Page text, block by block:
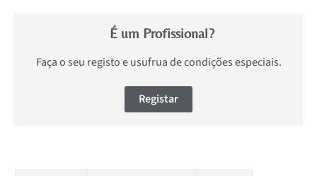
É um Profissional?
Faça o seu registo e usufrua de condições especiais.
Registar